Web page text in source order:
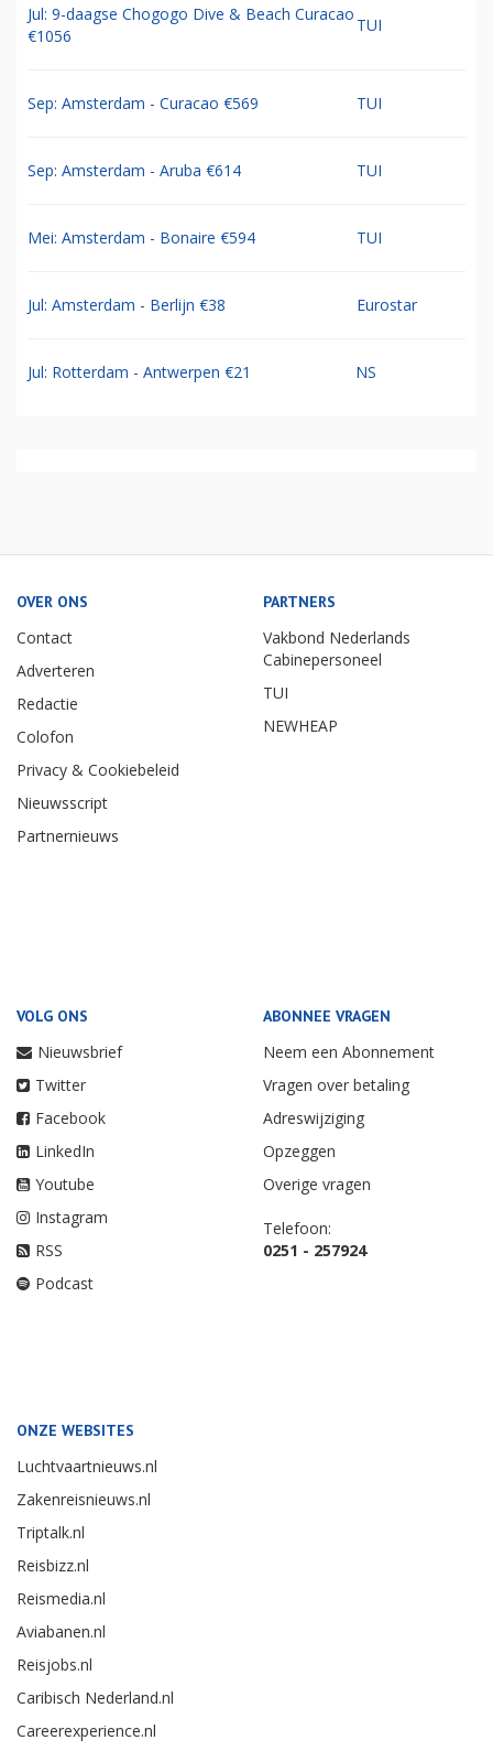
Jul: 9-daagse Chogogo Dive & Beach Curacao
€1056
TUI
Sep: Amsterdam - Curacao €569 TUI
Sep: Amsterdam - Aruba €614 TUI
Mei: Amsterdam - Bonaire €594 TUI
Jul: Amsterdam - Berlijn €38 Eurostar
Jul: Rotterdam - Antwerpen €21 NS
OVER ONS
Contact
Adverteren
Redactie
Colofon
Privacy & Cookiebeleid
Nieuwsscript
Partnernieuws
PARTNERS
Vakbond Nederlands
Cabinepersoneel
TUI
NEWHEAP
VOLG ONS
Nieuwsbrief
Twitter
Facebook
LinkedIn
Youtube
Instagram
RSS
Podcast
ABONNEE VRAGEN
Neem een Abonnement
Vragen over betaling
Adreswijziging
Opzeggen
Overige vragen
Telefoon:
0251 - 257924
ONZE WEBSITES
Luchtvaartnieuws.nl
Zakenreisnieuws.nl
Triptalk.nl
Reisbizz.nl
Reismedia.nl
Aviabanen.nl
Reisjobs.nl
Caribisch Nederland.nl
Careerexperience.nl